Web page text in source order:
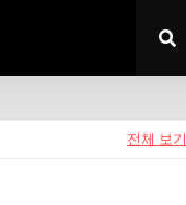
전체 보기